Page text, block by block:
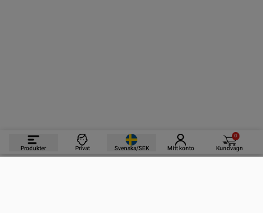
Produkter Privat Svenska/SEK Mitt konto
0
Kundvagn